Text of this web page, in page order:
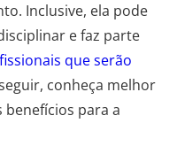
Inclusive, ela pode
e faz parte
que serão
conheça melhor
benefícios para a